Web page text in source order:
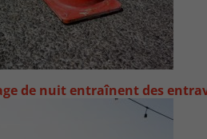
de nuit entraînent des